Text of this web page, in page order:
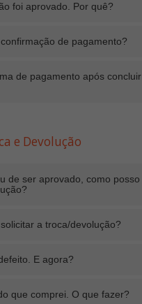
foi aprovado. Por quê?
de pagamento?
de pagamento após concluir
e Devolução
de ser aprovado, como posso
a troca/devolução?
E agora?
que comprei. O que fazer?